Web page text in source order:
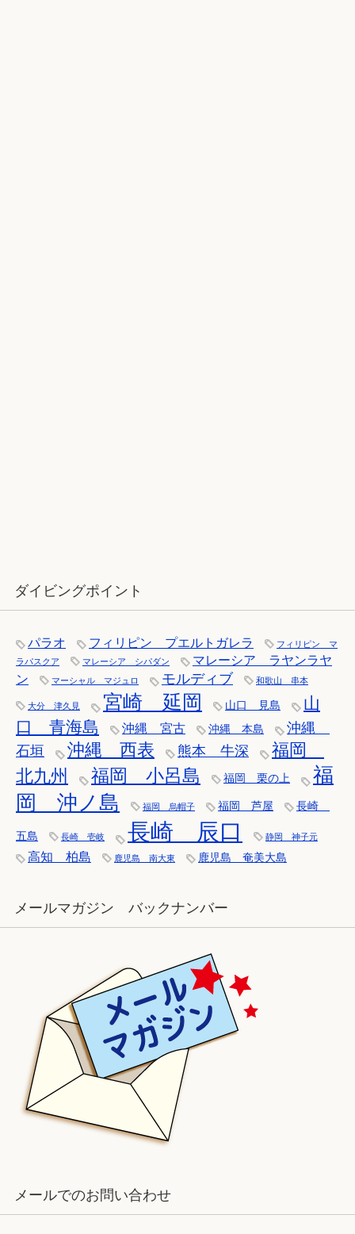
ダイビングポイント
パラオ フィリピン プエルトガレラ
フィリピン マ
ラパスクア
マレーシア シパダン
マレーシア ラヤンラヤ
ン
マーシャル マジュロ モルディブ 和歌山 串本
大分 津久見 宮崎 延岡 山口 見島
山
口 青海島
沖縄 宮古 沖縄 本島
沖縄
石垣
沖縄 西表 熊本 牛深
福岡
北九州
福岡 小呂島 福岡 栗の上
福
岡 沖ノ島
福岡 烏帽子 福岡 芦屋 長崎
五島 長崎 壱岐 長崎 辰口 静岡 神子元
高知 柏島 鹿児島 南大東 鹿児島 奄美大島
メールマガジン バックナンバー
メールでのお問い合わせ